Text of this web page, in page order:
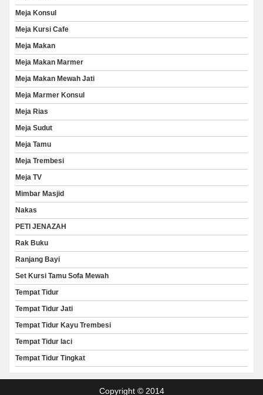
Meja Konsul
Meja Kursi Cafe
Meja Makan
Meja Makan Marmer
Meja Makan Mewah Jati
Meja Marmer Konsul
Meja Rias
Meja Sudut
Meja Tamu
Meja Trembesi
Meja TV
Mimbar Masjid
Nakas
PETI JENAZAH
Rak Buku
Ranjang Bayi
Set Kursi Tamu Sofa Mewah
Tempat Tidur
Tempat Tidur Jati
Tempat Tidur Kayu Trembesi
Tempat Tidur laci
Tempat Tidur Tingkat
Copyright © 2014